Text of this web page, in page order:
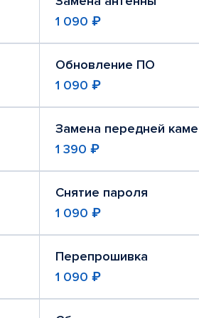
1 090 ₽
Обновление ПО
1 090 ₽
Замена передней
1 390 ₽
Снятие пароля
1 090 ₽
Перепрошивка
1 090 ₽